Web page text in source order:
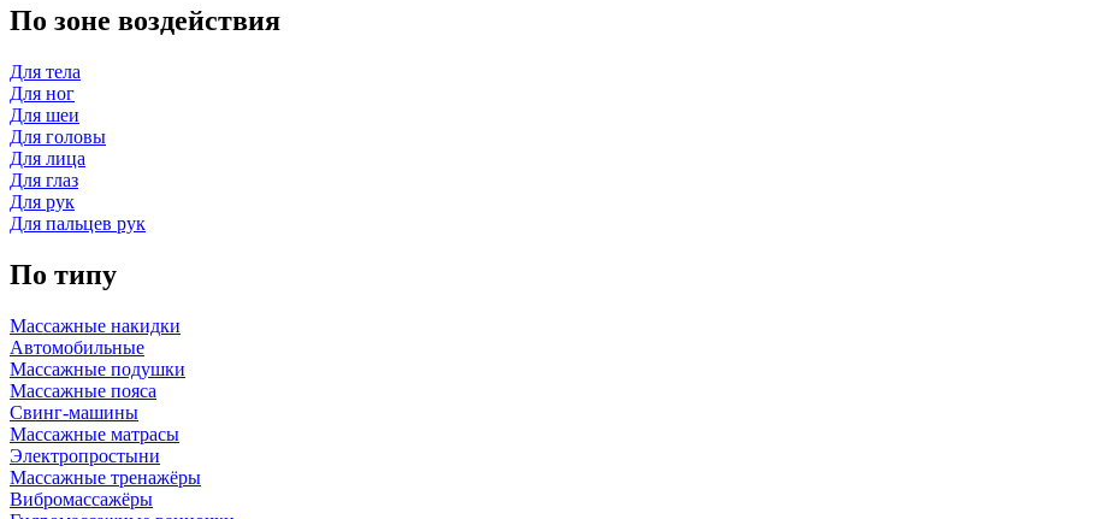
По зоне воздействия
Для тела
Для ног
Для шеи
Для головы
Для лица
Для глаз
Для рук
Для пальцев рук
По типу
Массажные накидки
Автомобильные
Массажные подушки
Массажные пояса
Свинг-машины
Массажные матрасы
Электропростыни
Массажные тренажёры
Вибромассажёры